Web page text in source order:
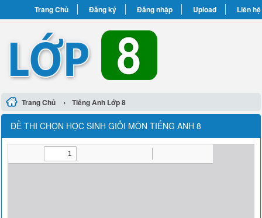
Trang Chủ Đăng ký Đăng nhập Upload Liên hệ
Trang Chủ › Tiếng Anh Lớp 8
ĐỀ THI CHỌN HỌC SINH GIỎI MÔN TIẾNG ANH 8